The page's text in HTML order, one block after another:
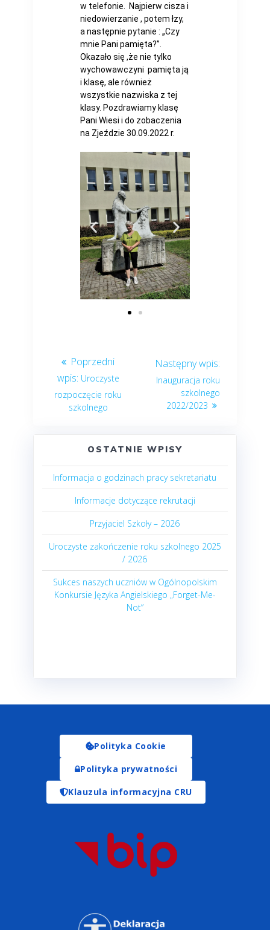
w telefonie. Najpierw cisza i
niedowierzanie , potem łzy,
a następnie pytanie : „Czy
mnie Pani pamięta?”.
Okazało się ,że nie tylko
wychowawczyni pamięta ją
i klasę, ale również
wszystkie nazwiska z tej
klasy. Pozdrawiamy klasę
Pani Wiesi i do zobaczenia
na Zjeździe 30.09.2022 r.
Uroczyste
rozpoczęcie roku
szkolnego
Inauguracja roku
szkolnego
2022/2023
OSTATNIE WPISY
Informacja o godzinach pracy sekretariatu
Informacje dotyczące rekrutacji
Przyjaciel Szkoły – 2026
Uroczyste zakończenie roku szkolnego 2025
/ 2026
Sukces naszych uczniów w Ogólnopolskim
Konkursie Języka Angielskiego „Forget-Me-
Not”
Polityka Cookie
Polityka prywatności
Klauzula informacyjna CRU